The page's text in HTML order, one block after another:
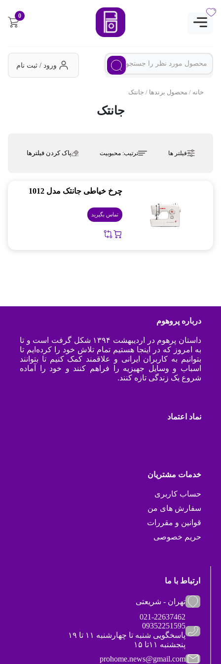
0
ورود / ثبت نام
خانه / محصول برندها / جانتک
جانتک
فیلتر ها ترتیب:محبوبیت پاک کردن فیلترها
چرخ خیاطی جانتک مدل 1012
تماس بگیرید
درباره پروهوم
داستان پرهوم در اردیبهشت ۱۳۹۴ شکل گرفت است و تا
به امروز که در اینجا هستیم تمام تلاش خود را کرده‌ایم تا
بتوانیم به کاربران ایرانی و علاقمند کمک کنیم تا بتوانند
اسباب و وسایل جهیزیه را فراهم کنند و خود را آماده
شروع یک زندگی تازه کنند.
نماد اعتماد
خدمات مشتریان
حساب کاربری
سفارش های من
قوانین و مقررات
حریم خصوصی
ارتباط با ما
تهران - شریعتی
021-22637462
09352251595
پاسخگویی شنبه تا چهارشنبه ۱۱ تا ۱۹
پنجشنبه ۱۱تا ۱۵
prohome.news@gmail.com